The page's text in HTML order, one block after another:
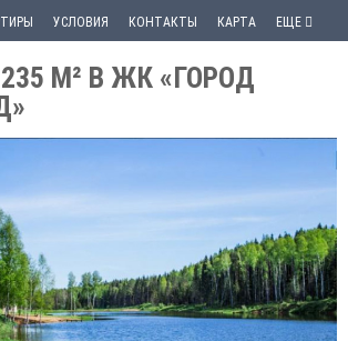
УСЛОВИЯ КОНТАКТЫ КАРТА ЕЩЕ
М² В ЖК «ГОРОД